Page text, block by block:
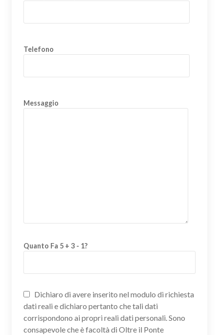
Telefono
Messaggio
Quanto Fa 5 + 3 - 1?
Dichiaro di avere inserito nel modulo di richiesta
dati reali e dichiaro pertanto che tali dati
corrispondono ai propri reali dati personali. Sono
consapevole che è facoltà di Oltre il Ponte